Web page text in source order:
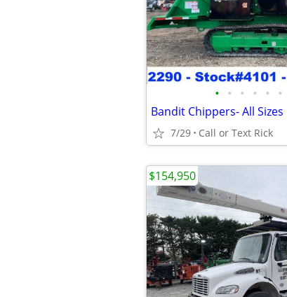
• • • • • •
Bandit Chippers- All Sizes
7/29 Call or Text Rick
$154,950